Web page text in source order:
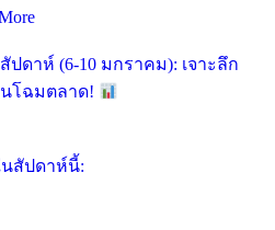
ดาห์ (6-10 มกราคม): เจาะลึก
โฉมตลาด!
สัปดาห์นี้: